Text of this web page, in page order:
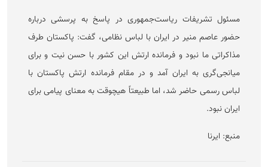
مسئول تشریفات ریاست‌جمهوری در پاسخ به پرسشی درباره
حضور عاصم منیر در ایران با لباس نظامی، گفت: پاکستان طرف
مذاکراتی ما نبود و فرمانده ارتش این کشور با حسن نیت و برای
میانجی‌گری به ایران آمد و در مقام فرمانده ارتش پاکستان با
لباس رسمی حاضر شد، اما طبیعتاً هیچوقت به معنای پیامی برای
ایران نبود.
منبع: ایرنا